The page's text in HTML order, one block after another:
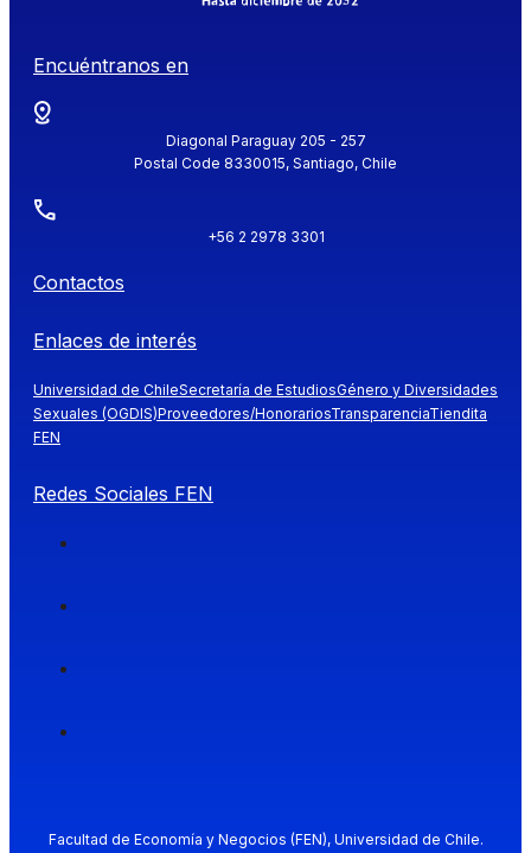
Encuéntranos en
Diagonal Paraguay 205 - 257
Postal Code 8330015, Santiago, Chile
+56 2 2978 3301
Contactos
Enlaces de interés
Universidad de ChileSecretaría de EstudiosGénero y Diversidades
Sexuales (OGDIS)Proveedores/HonorariosTransparenciaTiendita
FEN
Redes Sociales FEN
Facultad de Economía y Negocios (FEN), Universidad de Chile.